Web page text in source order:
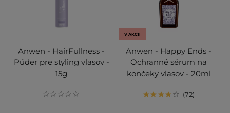
Anwen - HairFullness -
Púder pre styling vlasov -
15g
V AKCII
Anwen - Happy Ends -
Ochranné sérum na
končeky vlasov - 20ml
72